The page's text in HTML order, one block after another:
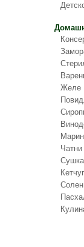
Желе
Чатни
Сушка